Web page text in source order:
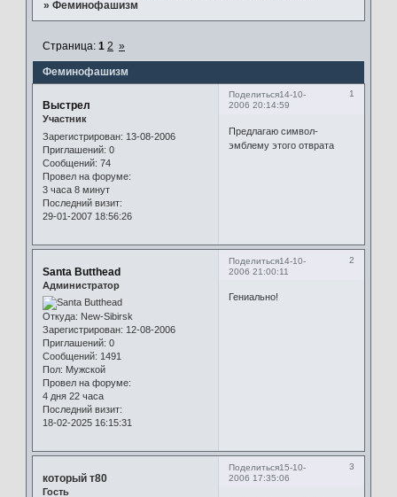
» Феминофашизм
Феминофашизм
Страница: 1 2 »
Поделиться 1
14-10-
2006 20:14:59
Выстрел
Участник
Зарегистрирован: 13-08-2006
Приглашений: 0
Сообщений: 74
Провел на форуме:
3 часа 8 минут
Последний визит:
29-01-2007 18:56:26
Предлагаю символ-
эмблему этого отврата
Поделиться 2
14-10-
2006 21:00:11
Santa Butthead
Администратор
Откуда: New-Sibirsk
Зарегистрирован: 12-08-2006
Приглашений: 0
Сообщений: 1491
Пол: Мужской
Провел на форуме:
4 дня 22 часа
Последний визит:
18-02-2025 16:15:31
Гениально!
Поделиться 3
15-10-
2006 17:35:06
который т80
Гость